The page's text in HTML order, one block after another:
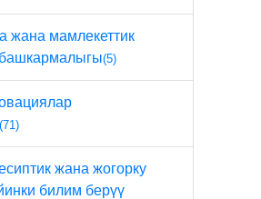
жана мамлекеттик
(5)
(71)
жана жогорку
билим берүү